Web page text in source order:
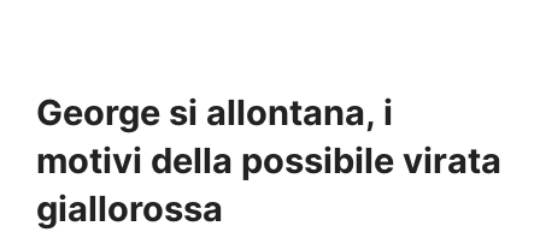
George si allontana, i
motivi della possibile virata
giallorossa